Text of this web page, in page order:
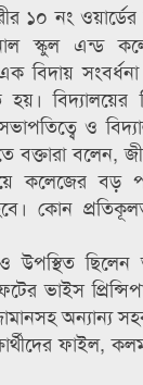
১০ নং ওয়ার্ডের
স্কুল এন্ড
বিদায়
বিদ্যালয়ের
ও
বলেন,
কলেজের বড়
কোন
উপস্থিত ছিলেন
ভাইস
অন্যান্য
ফাইল,